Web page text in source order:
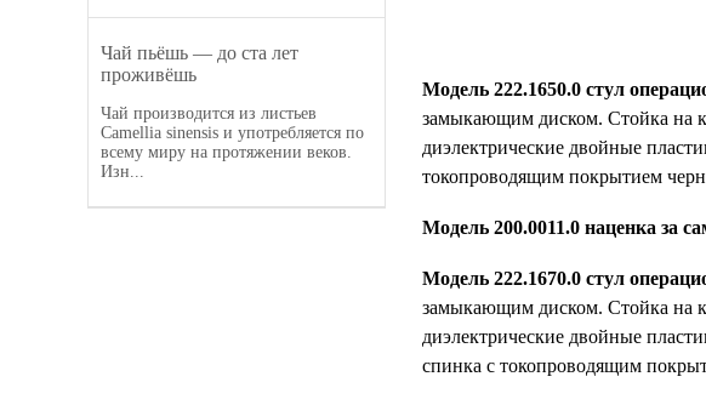
Чай пьёшь — до ста лет
проживёшь
Чай производится из листьев
Camellia sinensis и употребляется по
всему миру на протяжении веков.
Изн...
Модель 222.1650.0 стул
замыкающим диском. Стойка на
диэлектрические двойные
токопроводящим покрытием
Модель 200.0011.0 наценка за
Модель 222.1670.0 стул
замыкающим диском. Стойка на
диэлектрические двойные
спинка с токопроводящим